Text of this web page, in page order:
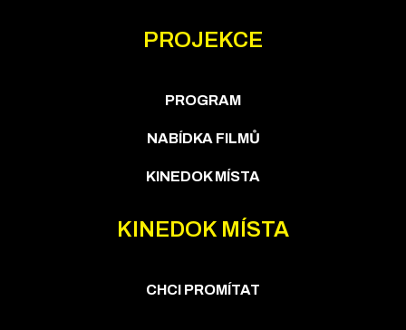
PROJEKCE
PROGRAM
NABÍDKA FILMŮ
KINEDOK MÍSTA
KINEDOK MÍSTA
CHCI PROMÍTAT